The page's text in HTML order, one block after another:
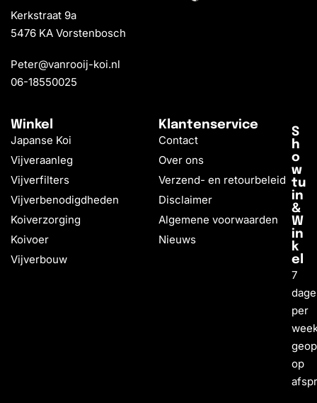
Kerkstraat 9a
5476 KA Vorstenbosch
Peter@vanrooij-koi.nl
06-18550025
Winkel
Japanse Koi
Vijveraanleg
Vijverfilters
Vijverbenodigdheden
Koiverzorging
Koivoer
Vijverbouw
Klantenservice
Contact
Over ons
Verzend- en retourbeleid
Disclaimer
Algemene voorwaarden
Nieuws
S
h
o
w
tu
in
&
W
in
k
el
7
per
op